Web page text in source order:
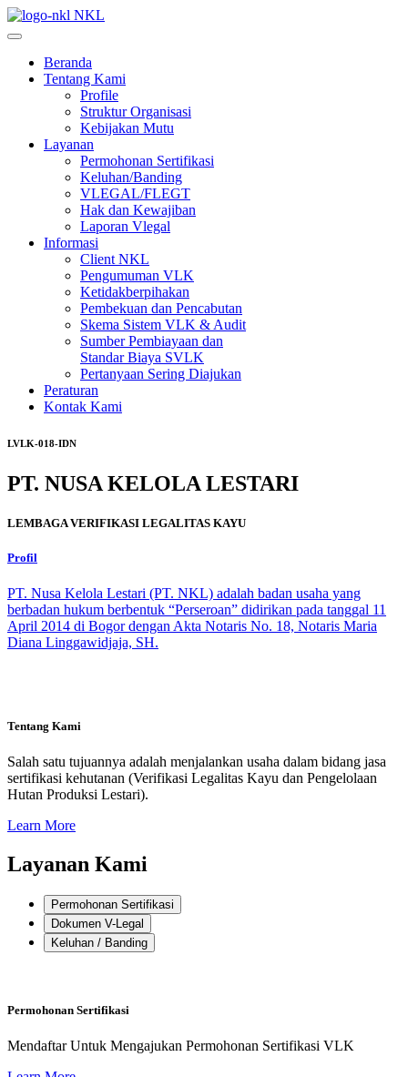
NKL
Beranda
Tentang Kami
Profile
Struktur Organisasi
Kebijakan Mutu
Layanan
Permohonan Sertifikasi
Keluhan/Banding
VLEGAL/FLEGT
Hak dan Kewajiban
Laporan Vlegal
Informasi
Client NKL
Pengumuman VLK
Ketidakberpihakan
Pembekuan dan Pencabutan
Skema Sistem VLK & Audit
Sumber Pembiayaan dan
Standar Biaya SVLK
Pertanyaan Sering Diajukan
Peraturan
Kontak Kami
LVLK-018-IDN
PT. NUSA KELOLA LESTARI
LEMBAGA VERIFIKASI LEGALITAS KAYU
Profil
PT. Nusa Kelola Lestari (PT. NKL) adalah badan usaha yang
berbadan hukum berbentuk “Perseroan” didirikan pada tanggal 11
April 2014 di Bogor dengan Akta Notaris No. 18, Notaris Maria
Diana Linggawidjaja, SH.
Tentang Kami
Salah satu tujuannya adalah menjalankan usaha dalam bidang jasa
sertifikasi kehutanan (Verifikasi Legalitas Kayu dan Pengelolaan
Hutan Produksi Lestari).
Learn More
Layanan Kami
Permohonan Sertifikasi
Dokumen V-Legal
Keluhan / Banding
Permohonan Sertifikasi
Mendaftar Untuk Mengajukan Permohonan Sertifikasi VLK